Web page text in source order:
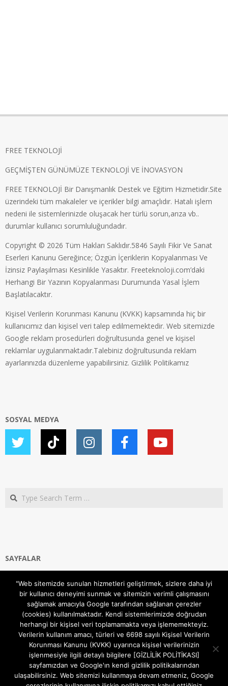
FREE TEKNOLOJİ
GEÇMİŞTEN GÜNÜMÜZE TEKNOLOJİ VE İNOVASYON
FREE TEKNOLOJİ Bir Danışmanlık Destek ve Eğitim Hizmetidir.Site
üzerindeki tüm makaleler ve içerikler bilgi amaçlıdır. Hatalı işlem
nedeni ile sistemlerinizde oluşacak her türlü sorun,arıza vb..
durumlar kullanıcı sorumluluğundadır.
Copyright © 2026 Tüm Hakları Saklıdır.5846 Sayılı Fikir Ve Sanat
Eserleri Kanunu Gereğince; Özgün İçeriklerin Kopyalanması Ve
İzinsiz Paylaşılması Kesinlikle Yasaktır. Freeteknoloji.com’daki
Herhangi Bir Yazının Kopyalanması Durumunda Yasal İşlem
Başlatılacaktır.
Kişisel Verilerin Korunması Kanunu (KVKK) kapsamında hiç bir
kullanıcımız dan kişisel veri talep edilmemektedir. Web sitemizde
Google reklam prosedürleri doğrultusunda genel ve kişisel
reklamlar uygulanmaktadır.Talebiniz doğrultusunda reklam
ayarlarınızda düzenleme yapabilirsiniz. Gizlilik Politikamız
SOSYAL MEDYA
Search
SAYFALAR
Gizlilik ve Çerezler (Cookies) Politikası
Hakkımızda
İletişim Kanalları
MODEM KURULUM
TEKNİK DESTEK
TELEVİZYON SİSTEMLERİ
"Web sitemizde sunulan hizmetleri geliştirmek, sizlere daha iyi
bir kullanıcı deneyimi sunmak ve sitemizin verimli çalışmasını
sağlamak amacıyla Google tarafından sağlanan çerezler
(cookies) kullanılmaktadır. Kendi sistemlerimizde doğrudan
herhangi bir kişisel veri toplamamakta veya işlememekteyiz.
Verilerin kullanım amacı, türleri ve 6698 sayılı Kişisel Verilerin
Korunması Kanunu (KVKK) uyarınca kişisel verilerinizin
işlenmesiyle ilgili detaylı bilgilere [GİZLİLİK POLİTİKASI]
sayfamızdan ve Google'ın kendi gizlilik politikalarından
ulaşabilirsiniz. Web sitemizi kullanmaya devam etmeniz, Google